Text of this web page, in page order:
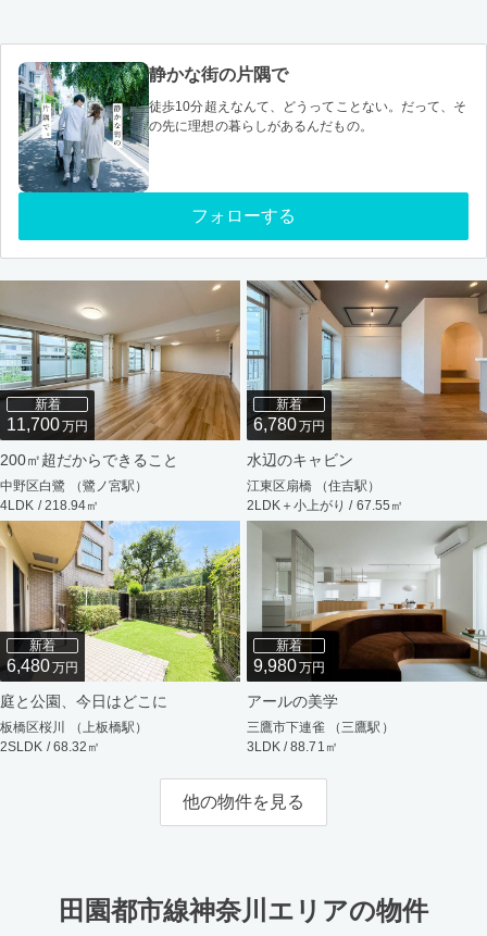
静かな街の片隅で
徒歩10分超えなんて、どうってことない。だって、そ
の先に理想の暮らしがあるんだもの。
フォローする
新着
11,700万円
200㎡超だからできること
中野区白鷺 （鷺ノ宮駅）
4LDK / 218.94㎡
新着
6,780万円
水辺のキャビン
江東区扇橋 （住吉駅）
2LDK＋小上がり / 67.55㎡
新着
6,480万円
庭と公園、今日はどこに
板橋区桜川 （上板橋駅）
2SLDK / 68.32㎡
新着
9,980万円
アールの美学
三鷹市下連雀 （三鷹駅）
3LDK / 88.71㎡
他の物件を見る
田園都市線神奈川エリアの物件